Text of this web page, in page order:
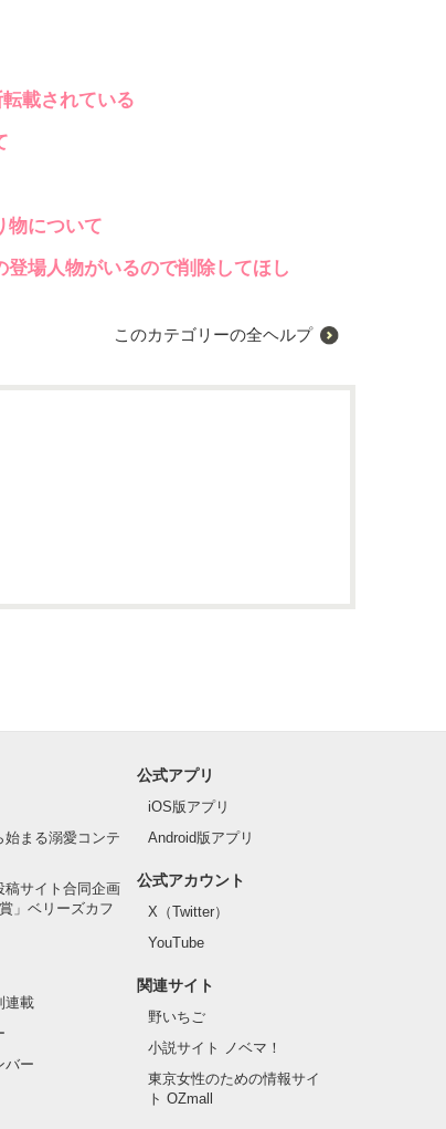
載されている
物について
登場人物がいるので削除してほし
このカテゴリーの全ヘルプ
始まる溺愛コンテ
稿サイト合同企画
」ベリーズカフ
連載
バー
公式アプリ
iOS版アプリ
Android版アプリ
公式アカウント
X（Twitter）
YouTube
関連サイト
野いちご
小説サイト ノベマ！
東京女性のための情報サイ
ト OZmall